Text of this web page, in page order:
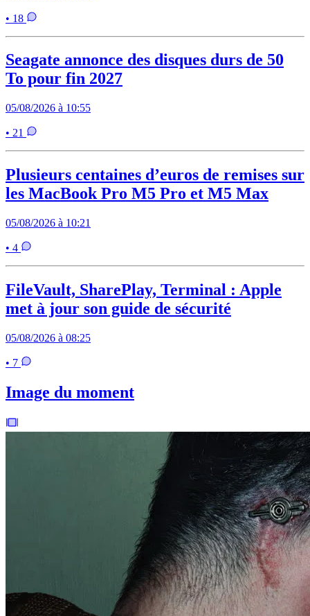
• 18
Seagate annonce des disques durs de 50
To pour fin 2027
05/08/2026 à 10:55
• 21
Plusieurs centaines d’euros de remises sur
les MacBook Pro M5 Pro et M5 Max
05/08/2026 à 10:21
• 4
FileVault, SharePlay, Terminal : Apple
met à jour son guide de sécurité
05/08/2026 à 08:25
• 7
Image du moment